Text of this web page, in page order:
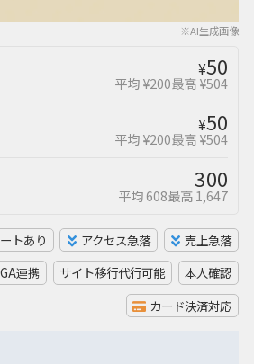
※AI生成画像
¥50
平均 ¥200最高 ¥504
¥50
平均 ¥200最高 ¥504
300
平均 608最高 1,647
トあり アクセス急落
売上急落
GA連携 サイト移行代行可能
本人確認
カード決済対応